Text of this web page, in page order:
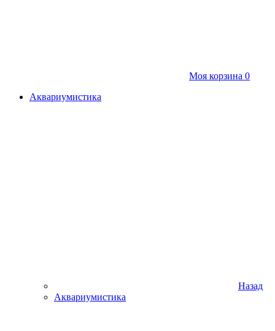
Моя корзина 0
Аквариумистика
Назад
Аквариумистика